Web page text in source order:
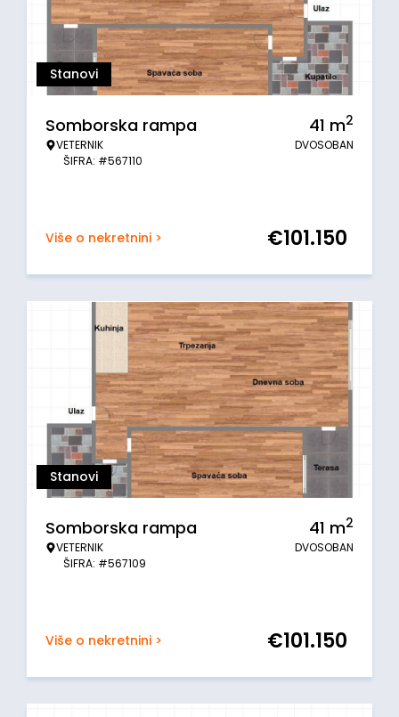
Stanovi
Somborska rampa
VETERNIK
ŠIFRA: #567110
41 m2
DVOSOBAN
Više o nekretnini > €101.150
Stanovi
Somborska rampa
VETERNIK
ŠIFRA: #567109
41 m2
DVOSOBAN
Više o nekretnini > €101.150